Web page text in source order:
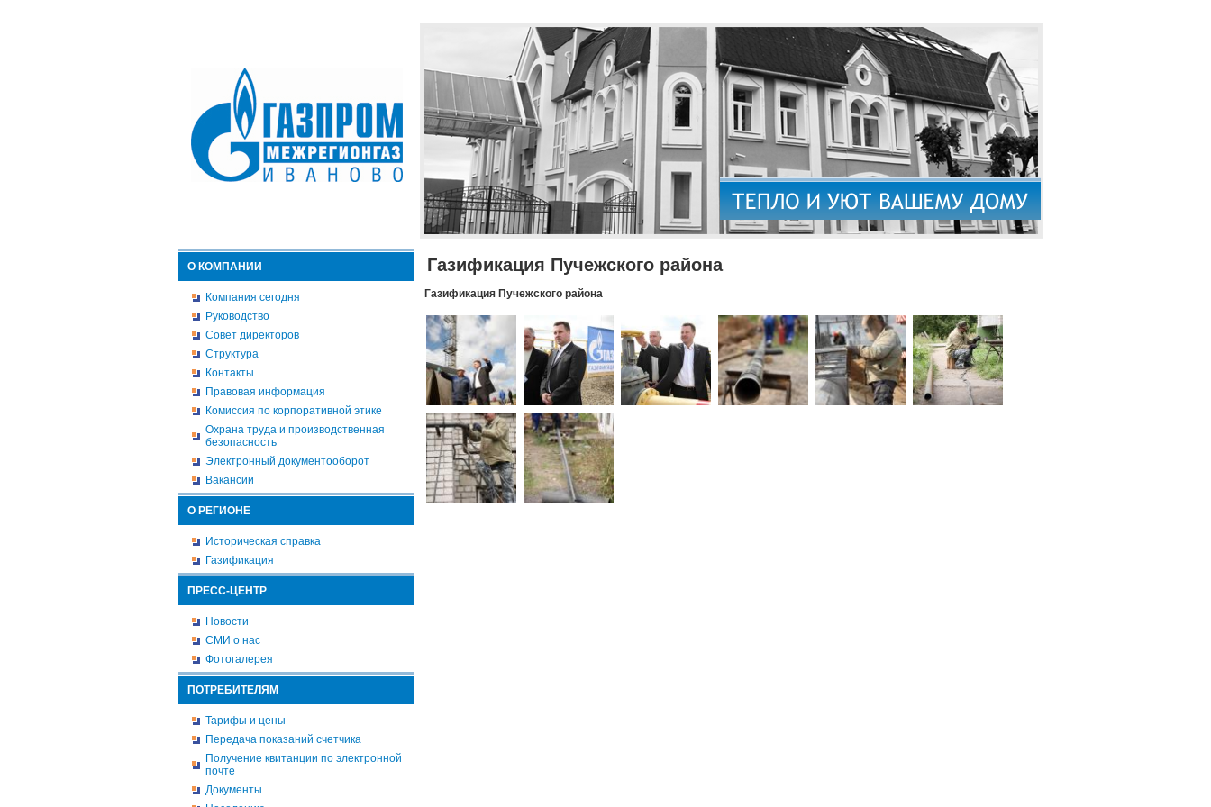
О КОМПАНИИ
Компания сегодня
Руководство
Совет директоров
Структура
Контакты
Правовая информация
Комиссия по корпоративной этике
Охрана труда и производственная
безопасность
Электронный документооборот
Вакансии
О РЕГИОНЕ
Историческая справка
Газификация
ПРЕСС-ЦЕНТР
Новости
СМИ о нас
Фотогалерея
ПОТРЕБИТЕЛЯМ
Тарифы и цены
Передача показаний счетчика
Получение квитанции по электронной
почте
Документы
Газификация Пучежского района
Газификация Пучежского района